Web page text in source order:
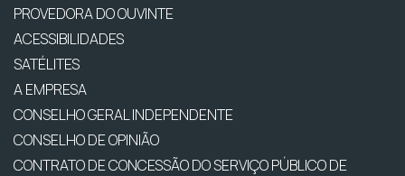
PROVEDORA DO OUVINTE
ACESSIBILIDADES
SATÉLITES
A EMPRESA
CONSELHO GERAL INDEPENDENTE
CONSELHO DE OPINIÃO
CONTRATO DE CONCESSÃO DO SERVIÇO PÚBLICO DE